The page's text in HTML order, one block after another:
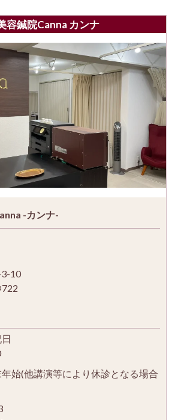
容鍼院Canna カンナ
-カンナ-
10
始(他講演等により休診となる場合